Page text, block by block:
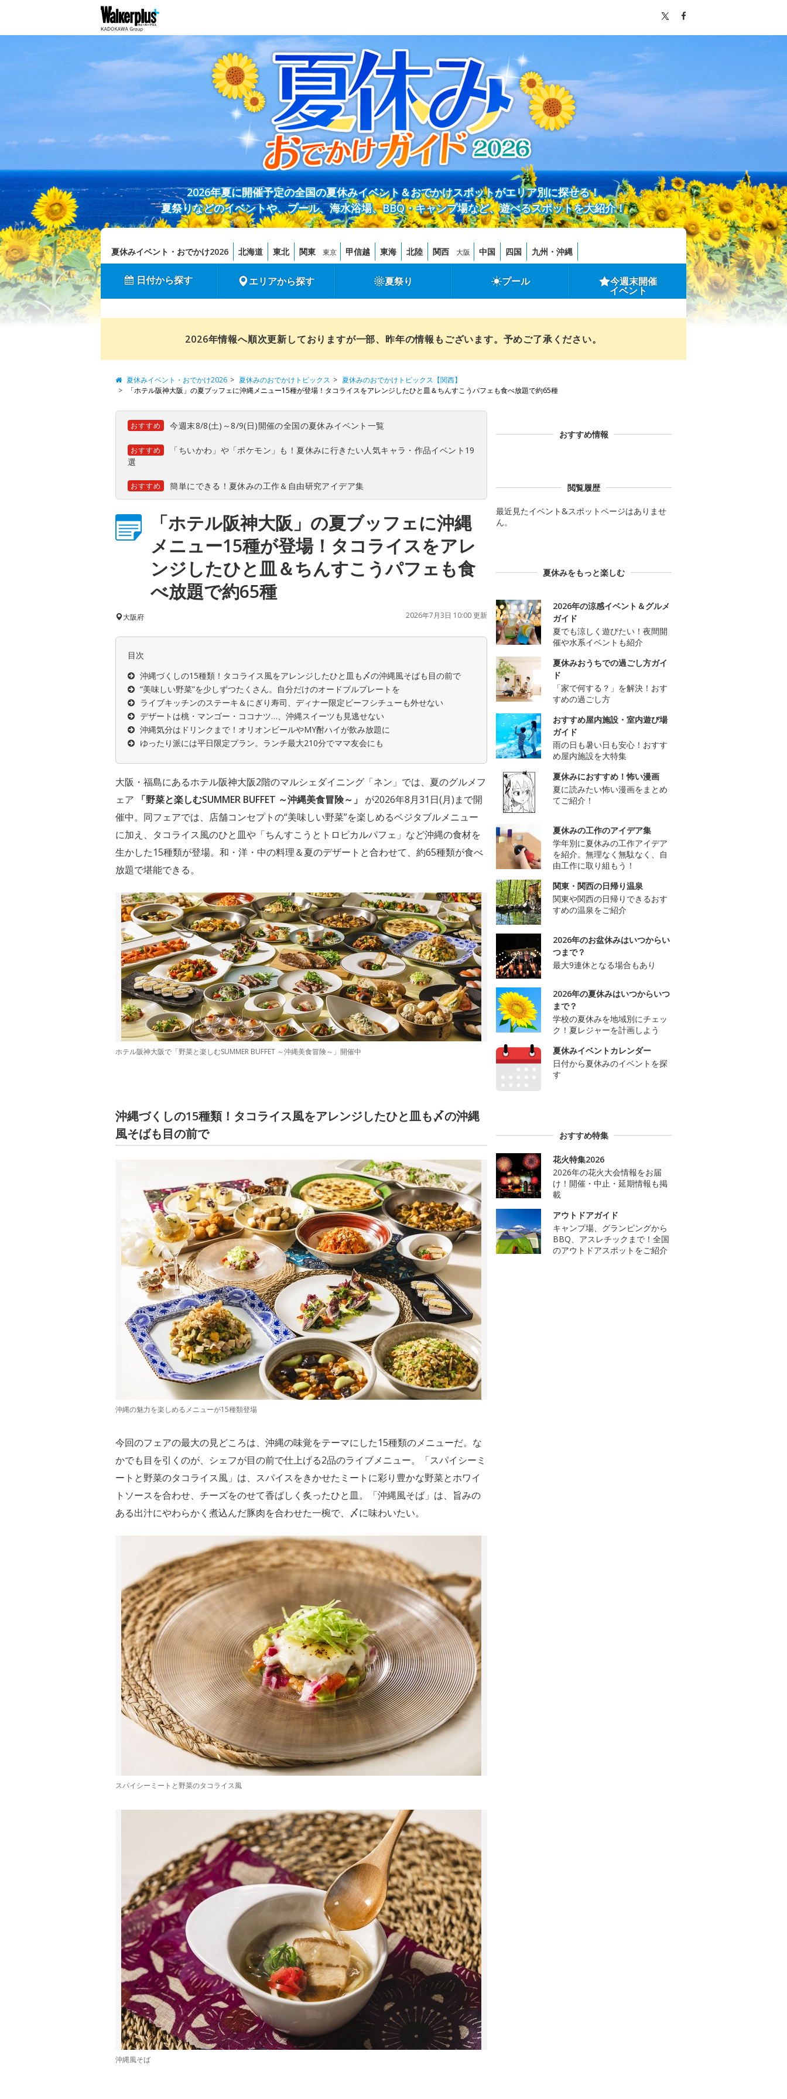
2026年夏に開催予定の全国の夏休みイベント＆おでかけスポットがエリア別に探せる！
夏祭りなどのイベントや、プール、海水浴場、BBQ・キャンプ場など、遊べるスポットを大紹介！
夏休みイベント・おでかけ2026 北海道 東北 関東 東京 甲信越 東海 北陸 関西 大阪 中国 四国 九州・沖縄
日付から探す エリアから探す 夏祭り プール 今週末開催
イベント
2026年情報へ順次更新しておりますが一部、昨年の情報もございます。予めご了承ください。
夏休みイベント・おでかけ2026 夏休みのおでかけトピックス
夏休みのおでかけトピックス【関西】
「ホテル阪神大阪」の夏ブッフェに沖縄メニュー15種が登場！タコライスをアレンジしたひと皿＆ちんすこうパフェも食べ放題で約65種
おすすめ 今週末8/8(土)～8/9(日)開催の全国の夏休みイベント一覧
おすすめ
「ちいかわ」や「ポケモン」も！夏休みに行きたい人気キャラ・作品イベント19
選
おすすめ 簡単にできる！夏休みの工作＆自由研究アイデア集
「ホテル阪神大阪」の夏ブッフェに沖縄
メニュー15種が登場！タコライスをアレ
ンジしたひと皿＆ちんすこうパフェも食
べ放題で約65種
大阪府 2026年7月3日 10:00 更新
目次
沖縄づくしの15種類！タコライス風をアレンジしたひと皿も〆の沖縄風そばも目の前で
“美味しい野菜”を少しずつたくさん。自分だけのオードブルプレートを
ライブキッチンのステーキ＆にぎり寿司、ディナー限定ビーフシチューも外せない
デザートは桃・マンゴー・ココナツ…、沖縄スイーツも見逃せない
沖縄気分はドリンクまで！オリオンビールやMY酎ハイが飲み放題に
ゆったり派には平日限定プラン。ランチ最大210分でママ友会にも
大阪・福島にあるホテル阪神大阪2階のマルシェダイニング「ネン」では、夏のグルメフ
ェア
「野菜と楽しむSUMMER BUFFET ～沖縄美食冒険～」 が2026年8月31日(月)まで開
催中。同フェアでは、店舗コンセプトの“美味しい野菜”を楽しめるベジタブルメニュー
に加え、タコライス風のひと皿や「ちんすこうとトロピカルパフェ」など沖縄の食材を
生かした15種類が登場。和・洋・中の料理＆夏のデザートと合わせて、約65種類が食べ
放題で堪能できる。
ホテル阪神大阪で「野菜と楽しむSUMMER BUFFET ～沖縄美食冒険～」開催中
沖縄づくしの15種類！タコライス風をアレンジしたひと皿も〆の沖縄
風そばも目の前で
沖縄の魅力を楽しめるメニューが15種類登場
今回のフェアの最大の見どころは、沖縄の味覚をテーマにした15種類のメニューだ。な
かでも目を引くのが、シェフが目の前で仕上げる2品のライブメニュー。「スパイシーミ
ートと野菜のタコライス風」は、スパイスをきかせたミートに彩り豊かな野菜とホワイ
トソースを合わせ、チーズをのせて香ばしく炙ったひと皿。「沖縄風そば」は、旨みの
ある出汁にやわらかく煮込んだ豚肉を合わせた一椀で、〆に味わいたい。
スパイシーミートと野菜のタコライス風
沖縄風そば
おすすめ情報
閲覧履歴
最近見たイベント&スポットページはありませ
ん。
夏休みをもっと楽しむ
2026年の涼感イベント＆グルメ
ガイド
夏でも涼しく遊びたい！夜間開
催や水系イベントも紹介
夏休みおうちでの過ごし方ガイ
ド
「家で何する？」を解決！おす
すめの過ごし方
おすすめ屋内施設・室内遊び場
ガイド
雨の日も暑い日も安心！おすす
め屋内施設を大特集
夏休みにおすすめ！怖い漫画
夏に読みたい怖い漫画をまとめ
てご紹介！
夏休みの工作のアイデア集
学年別に夏休みの工作アイデア
を紹介。無理なく無駄なく、自
由工作に取り組もう！
関東・関西の日帰り温泉
関東や関西の日帰りできるおす
すめの温泉をご紹介
2026年のお盆休みはいつからい
つまで？
最大9連休となる場合もあり
2026年の夏休みはいつからいつ
まで？
学校の夏休みを地域別にチェッ
ク！夏レジャーを計画しよう
夏休みイベントカレンダー
日付から夏休みのイベントを探
す
おすすめ特集
花火特集2026
2026年の花火大会情報をお届
け！開催・中止・延期情報も掲
載
アウトドアガイド
キャンプ場、グランピングから
BBQ、アスレチックまで！全国
のアウトドアスポットをご紹介